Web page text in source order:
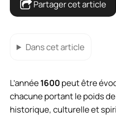
Partager cet article
Dans cet article
L’année1600 peut être
chacune portant le poids
historique, culturelle et